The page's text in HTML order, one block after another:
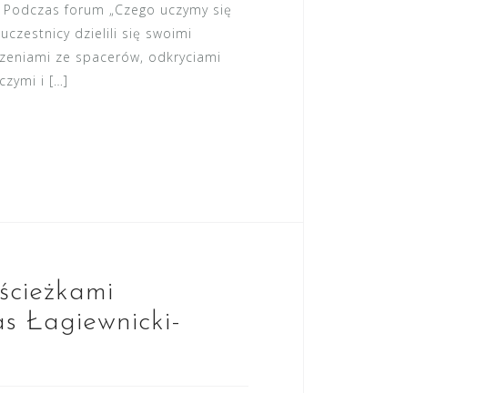
forum „Czego uczymy się
uczestnicy dzielili się swoimi
ze spacerów, odkryciami
i […]
Łagiewnicki-